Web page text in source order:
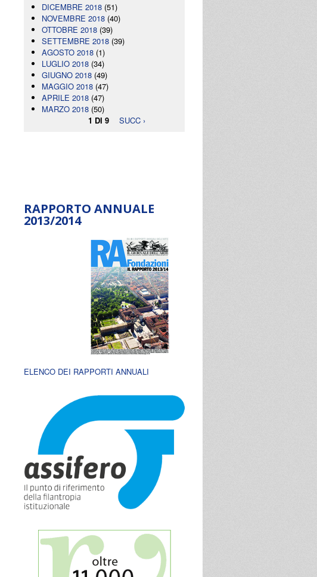
DICEMBRE 2018 (51)
NOVEMBRE 2018 (40)
OTTOBRE 2018 (39)
SETTEMBRE 2018 (39)
AGOSTO 2018 (1)
LUGLIO 2018 (34)
GIUGNO 2018 (49)
MAGGIO 2018 (47)
APRILE 2018 (47)
MARZO 2018 (50)
1 DI 9
SUCC ›
RAPPORTO ANNUALE
2013/2014
ELENCO DEI RAPPORTI ANNUALI